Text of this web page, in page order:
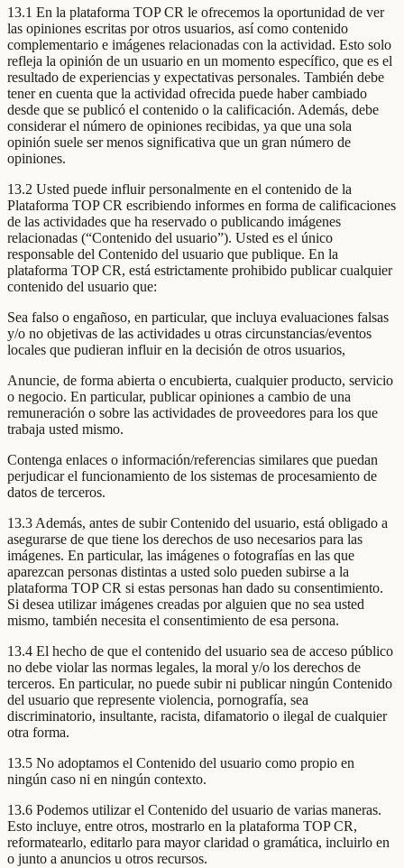
13.1 En la plataforma TOP CR le ofrecemos la oportunidad de ver
las opiniones escritas por otros usuarios, así como contenido
complementario e imágenes relacionadas con la actividad. Esto solo
refleja la opinión de un usuario en un momento específico, que es el
resultado de experiencias y expectativas personales. También debe
tener en cuenta que la actividad ofrecida puede haber cambiado
desde que se publicó el contenido o la calificación. Además, debe
considerar el número de opiniones recibidas, ya que una sola
opinión suele ser menos significativa que un gran número de
opiniones.
13.2 Usted puede influir personalmente en el contenido de la
Plataforma TOP CR escribiendo informes en forma de calificaciones
de las actividades que ha reservado o publicando imágenes
relacionadas (“Contenido del usuario”). Usted es el único
responsable del Contenido del usuario que publique. En la
plataforma TOP CR, está estrictamente prohibido publicar cualquier
contenido del usuario que:
Sea falso o engañoso, en particular, que incluya evaluaciones falsas
y/o no objetivas de las actividades u otras circunstancias/eventos
locales que pudieran influir en la decisión de otros usuarios,
Anuncie, de forma abierta o encubierta, cualquier producto, servicio
o negocio. En particular, publicar opiniones a cambio de una
remuneración o sobre las actividades de proveedores para los que
trabaja usted mismo.
Contenga enlaces o información/referencias similares que puedan
perjudicar el funcionamiento de los sistemas de procesamiento de
datos de terceros.
13.3 Además, antes de subir Contenido del usuario, está obligado a
asegurarse de que tiene los derechos de uso necesarios para las
imágenes. En particular, las imágenes o fotografías en las que
aparezcan personas distintas a usted solo pueden subirse a la
plataforma TOP CR si estas personas han dado su consentimiento.
Si desea utilizar imágenes creadas por alguien que no sea usted
mismo, también necesita el consentimiento de esa persona.
13.4 El hecho de que el contenido del usuario sea de acceso público
no debe violar las normas legales, la moral y/o los derechos de
terceros. En particular, no puede subir ni publicar ningún Contenido
del usuario que represente violencia, pornografía, sea
discriminatorio, insultante, racista, difamatorio o ilegal de cualquier
otra forma.
13.5 No adoptamos el Contenido del usuario como propio en
ningún caso ni en ningún contexto.
13.6 Podemos utilizar el Contenido del usuario de varias maneras.
Esto incluye, entre otros, mostrarlo en la plataforma TOP CR,
reformatearlo, editarlo para mayor claridad o gramática, incluirlo en
o junto a anuncios u otros recursos.